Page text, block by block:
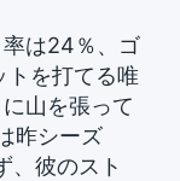
は24％、ゴ
トを打てる唯
山を張って
昨シーズ
、彼のスト